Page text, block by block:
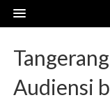
Audiensi